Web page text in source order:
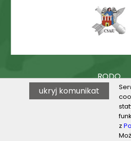
RODO
Procedury
z
ukryj komunikat